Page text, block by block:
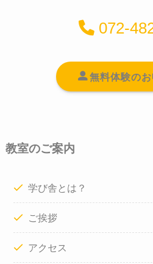
072-
無料体験の
教室のご案内
学び舎とは？
ご挨拶
アクセス